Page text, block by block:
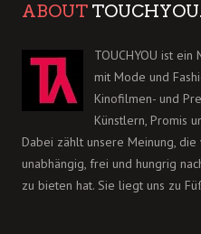
ABOUT
TOUCHYOU ist
mit Mode und
Kinofilmen- und
Künstlern, Promis
Dabei zählt unsere Meinung,
unabhängig, frei und hungrig
zu bieten hat. Sie liegt uns zu